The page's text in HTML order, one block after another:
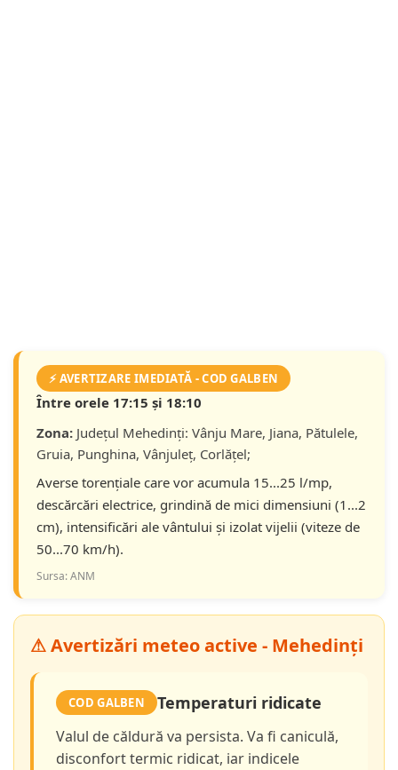
⚡ AVERTIZARE IMEDIATĂ - COD GALBEN
Între orele 17:15 și 18:10
Zona: Județul Mehedinţi: Vânju Mare, Jiana, Pătulele,
Gruia, Punghina, Vânjuleț, Corlățel;
Averse torențiale care vor acumula 15...25 l/mp,
descărcări electrice, grindină de mici dimensiuni (1...2
cm), intensificări ale vântului şi izolat vijelii (viteze de
50...70 km/h).
Sursa: ANM
⚠ Avertizări meteo active - Mehedinți
COD GALBEN Temperaturi ridicate
Valul de căldură va persista. Va fi caniculă,
disconfort termic ridicat, iar indicele